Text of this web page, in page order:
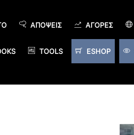
ΑΠΌΨΕΙΣ ΑΓΟΡΈΣ
TOOLS ESHOP